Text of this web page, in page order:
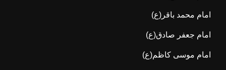
امام محمد باقر(ع)
امام جعفر صادق(ع)
امام موسی کاظم(ع)